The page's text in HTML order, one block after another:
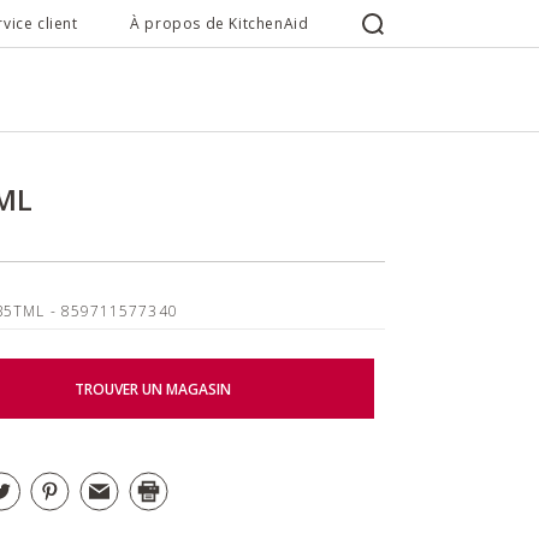
client À propos de KitchenAid
- 859711577340
TROUVER UN MAGASIN